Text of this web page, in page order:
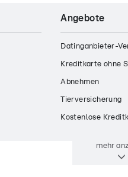
Angebote
Datinganbieter-
Kreditkarte ohne
Abnehmen
Tierversicherung
Kostenlose
mehr